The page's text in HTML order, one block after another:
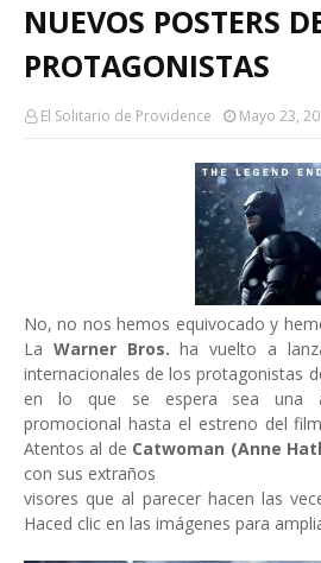
NUEVOS POSTERS
PROTAGONISTAS
El Solitario de Providence Mayo 23,
No, no nos hemos equivocado y
La Warner Bros. ha vuelto a
internacionales de los protagonistas
en lo que se espera sea una
promocional hasta el estreno del
Atentos al de Catwoman (Anne
con sus extraños
visores que al parecer hacen las
Haced clic en las imágenes para